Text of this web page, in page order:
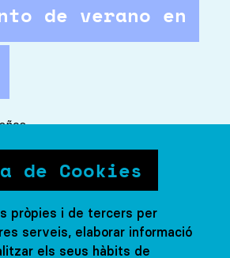
de verano en
de Cookies
pròpies i de tercers per
serveis, elaborar informació
els seus hàbits de